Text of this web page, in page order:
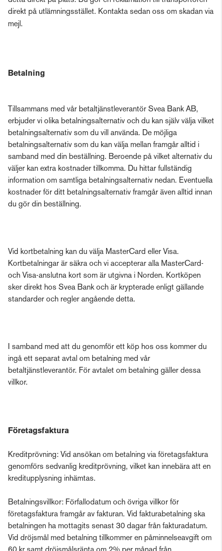
direkt på utlämningsstället. Kontakta sedan oss om skadan via
mejl.
Betalning
Tillsammans med vår betaltjänstleverantör Svea Bank AB,
erbjuder vi olika betalningsalternativ och du kan själv välja vilket
betalningsalternativ som du vill använda. De möjliga
betalningsalternativ som du kan välja mellan framgår alltid i
samband med din beställning. Beroende på vilket alternativ du
väljer kan extra kostnader tillkomma. Du hittar fullständig
information om samtliga betalningsalternativ nedan. Eventuella
kostnader för ditt betalningsalternativ framgår även alltid innan
du gör din beställning.
Vid kortbetalning kan du välja MasterCard eller Visa.
Kortbetalningar är säkra och vi accepterar alla MasterCard-
och Visa-anslutna kort som är utgivna i Norden. Kortköpen
sker direkt hos Svea Bank och är krypterade enligt gällande
standarder och regler angående detta.
I samband med att du genomför ett köp hos oss kommer du
ingå ett separat avtal om betalning med vår
betaltjänstleverantör. För avtalet om betalning gäller dessa
villkor.
Företagsfaktura
Kreditprövning: Vid ansökan om betalning via företagsfaktura
genomförs sedvanlig kreditprövning, vilket kan innebära att en
kreditupplysning inhämtas.
Betalningsvillkor: Förfallodatum och övriga villkor för
företagsfaktura framgår av fakturan. Vid fakturabetalning ska
betalningen ha mottagits senast 30 dagar från fakturadatum.
Vid dröjsmål med betalning tillkommer en påminnelseavgift om